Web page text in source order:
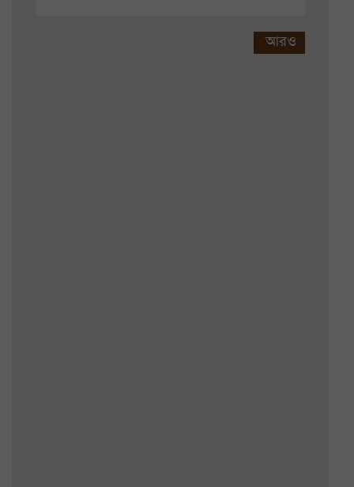
আরও